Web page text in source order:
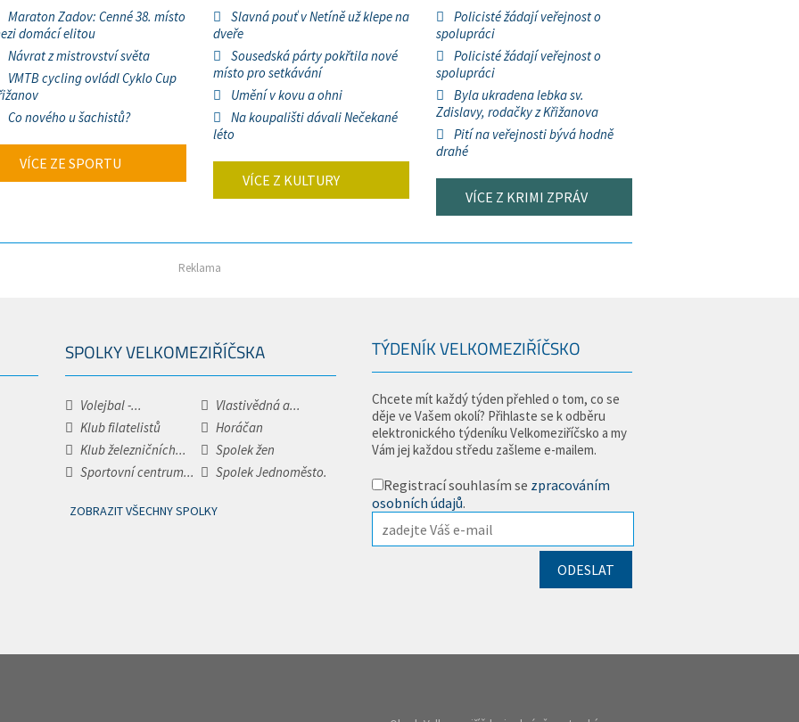
Maraton Zadov: Cenné 38. místo
domácí elitou
Návrat z mistrovství světa
VMTB cycling ovládl Cyklo Cup
Co nového u šachistů?
VÍCE ZE SPORTU
Slavná pouť v Netíně už klepe na
dveře
Sousedská párty pokřtila nové
místo pro setkávání
Umění v kovu a ohni
Na koupališti dávali Nečekané
léto
VÍCE Z KULTURY
Policisté žádají veřejnost o
spolupráci
Policisté žádají veřejnost o
spolupráci
Byla ukradena lebka sv.
Zdislavy, rodačky z Křižanova
Pití na veřejnosti bývá hodně
drahé
VÍCE Z KRIMI ZPRÁV
Reklama
SPOLKY VELKOMEZIŘÍČSKA
Volejbal -...
Vlastivědná a...
Klub filatelistů
Horáčan
Klub železničních...
Spolek žen
Sportovní centrum...
Spolek Jednoměsto.
ZOBRAZIT VŠECHNY SPOLKY
TÝDENÍK VELKOMEZIŘÍČSKO
Chcete mít každý týden přehled o tom, co se
děje ve Vašem okolí? Přihlaste se k odběru
elektronického týdeníku Velkomeziříčsko a my
Vám jej každou středu zašleme e-mailem.
Registrací souhlasím se zpracováním
osobních údajů.